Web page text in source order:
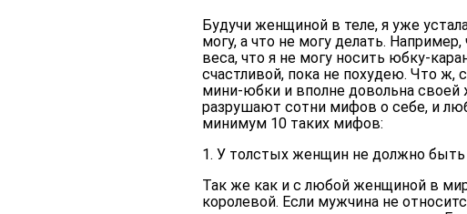
Будучи женщиной в теле, я уже
могу, а что не могу делать.
веса, что я не могу носить юбку-
счастливой, пока не похудею. Что ж,
мини-юбки и вполне довольна
разрушают сотни мифов о себе, и
минимум 10 таких мифов:
1. У толстых женщин не должно быть
Так же как и с любой женщиной в
королевой. Если мужчина не